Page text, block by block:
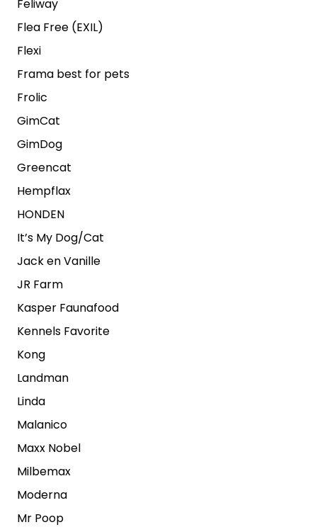
Feliway
Flea Free (EXIL)
Flexi
Frama best for pets
Frolic
GimCat
GimDog
Greencat
Hempflax
HONDEN
It’s My Dog/Cat
Jack en Vanille
JR Farm
Kasper Faunafood
Kennels Favorite
Kong
Landman
Linda
Malanico
Maxx Nobel
Milbemax
Moderna
Mr Poop